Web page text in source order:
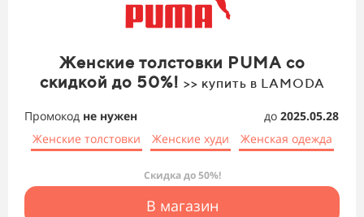
Женские толстовки PUMA со
скидкой до 50%! >> купить в LAMODA
Промокод не нужен до 2025.05.28
Женские толстовки
Женские худи Женская одежда
Скидка до 50%!
В магазин